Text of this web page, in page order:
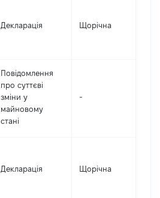
Декларація Щорічна
Повідомлення
про суттєві
зміни y
майновому
стані
-
Декларація Щорічна